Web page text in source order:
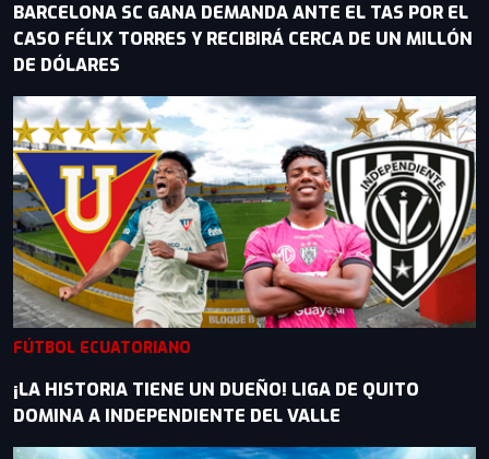
BARCELONA SC GANA DEMANDA ANTE EL TAS POR EL
CASO FÉLIX TORRES Y RECIBIRÁ CERCA DE UN MILLÓN
DE DÓLARES
FÚTBOL ECUATORIANO
¡LA HISTORIA TIENE UN DUEÑO! LIGA DE QUITO
DOMINA A INDEPENDIENTE DEL VALLE